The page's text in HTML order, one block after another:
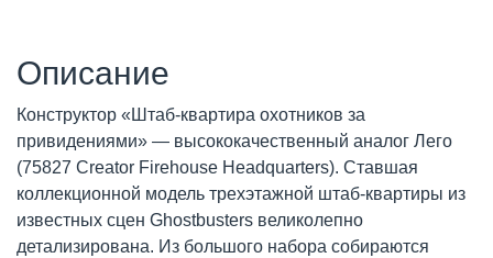
Описание
Конструктор «Штаб-квартира охотников за
привидениями» — высококачественный аналог Лего
(75827 Creator Firehouse Headquarters). Ставшая
коллекционной модель трехэтажной штаб-квартиры из
известных сцен Ghostbusters великолепно
детализирована. Из большого набора собираются